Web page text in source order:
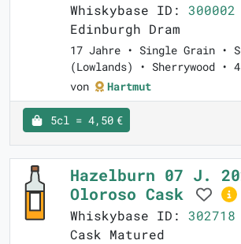
Whiskybase ID: 300002
Edinburgh Dram
17 Jahre • Single Grain •
(Lowlands) • Sherrywood •
von
Hartmut
5cl = 4,50 €
Hazelburn 07 J.
Oloroso Cask
Whiskybase ID: 302718
Cask Matured